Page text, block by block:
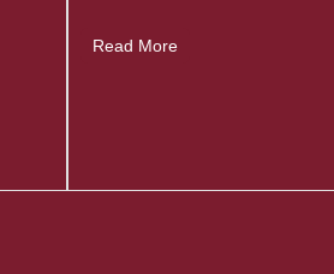
Read More